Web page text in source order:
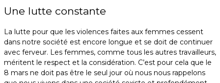
Une lutte constante
La lutte pour que les violences faites aux femmes cessent
dans notre société est encore longue et se doit de continuer
avec ferveur. Les femmes, comme tous les autres travailleurs,
méritent le respect et la considération. C’est pour cela que le
8 mars ne doit pas être le seul jour où nous nous rappelons